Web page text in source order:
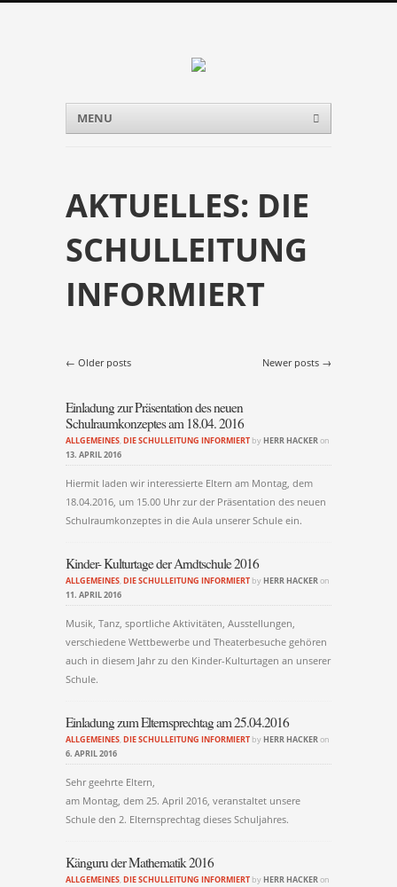
Menu
Skip to content
MENU
AKTUELLES: DIE
SCHULLEITUNG
INFORMIERT
Post navigation
← Older posts Newer posts →
Einladung zur Präsentation des neuen
Schulraumkonzeptes am 18.04. 2016
ALLGEMEINES,DIE SCHULLEITUNG INFORMIERT byHERR HACKERon
13. APRIL 2016
Hiermit laden wir interessierte Eltern am Montag, dem
18.04.2016, um 15.00 Uhr zur der Präsentation des neuen
Schulraumkonzeptes in die Aula unserer Schule ein.
Kinder- Kulturtage der Arndtschule 2016
ALLGEMEINES,DIE SCHULLEITUNG INFORMIERT byHERR HACKERon
11. APRIL 2016
Musik, Tanz, sportliche Aktivitäten, Ausstellungen,
verschiedene Wettbewerbe und Theaterbesuche gehören
auch in diesem Jahr zu den Kinder-Kulturtagen an unserer
Schule.
Einladung zum Elternsprechtag am 25.04.2016
ALLGEMEINES,DIE SCHULLEITUNG INFORMIERT byHERR HACKERon
6. APRIL 2016
Sehr geehrte Eltern,
am Montag, dem 25. April 2016, veranstaltet unsere
Schule den 2. Elternsprechtag dieses Schuljahres.
Känguru der Mathematik 2016
ALLGEMEINES,DIE SCHULLEITUNG INFORMIERT byHERR HACKERon